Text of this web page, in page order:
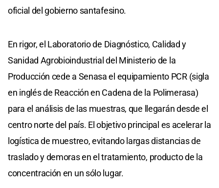
oficial del gobierno santafesino.
En rigor, el Laboratorio de Diagnóstico, Calidad y
Sanidad Agrobioindustrial del Ministerio de la
Producción cede a Senasa el equipamiento PCR (sigla
en inglés de Reacción en Cadena de la Polimerasa)
para el análisis de las muestras, que llegarán desde el
centro norte del país. El objetivo principal es acelerar la
logística de muestreo, evitando largas distancias de
traslado y demoras en el tratamiento, producto de la
concentración en un sólo lugar.